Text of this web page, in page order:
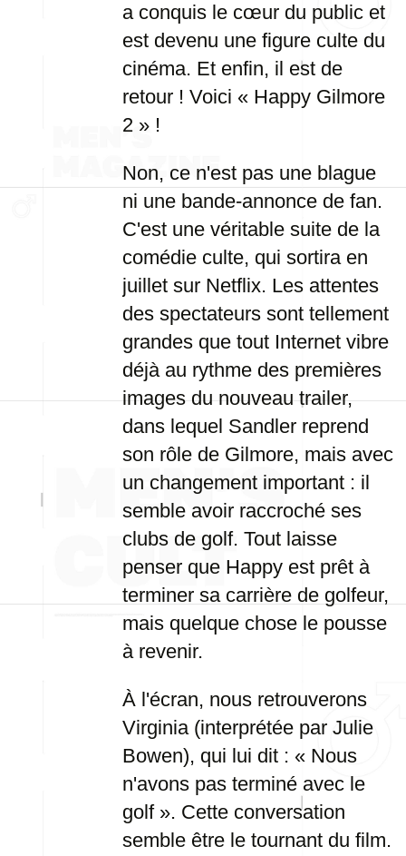
a conquis le cœur du public et
est devenu une figure culte du
cinéma. Et enfin, il est de
retour ! Voici « Happy Gilmore
2 » !
Non, ce n'est pas une blague
ni une bande-annonce de fan.
C'est une véritable suite de la
comédie culte, qui sortira en
juillet sur Netflix. Les attentes
des spectateurs sont tellement
grandes que tout Internet vibre
déjà au rythme des premières
images du nouveau trailer,
dans lequel Sandler reprend
son rôle de Gilmore, mais avec
un changement important : il
semble avoir raccroché ses
clubs de golf. Tout laisse
penser que Happy est prêt à
terminer sa carrière de golfeur,
mais quelque chose le pousse
à revenir.
À l'écran, nous retrouverons
Virginia (interprétée par Julie
Bowen), qui lui dit : « Nous
n'avons pas terminé avec le
golf ». Cette conversation
semble être le tournant du film.